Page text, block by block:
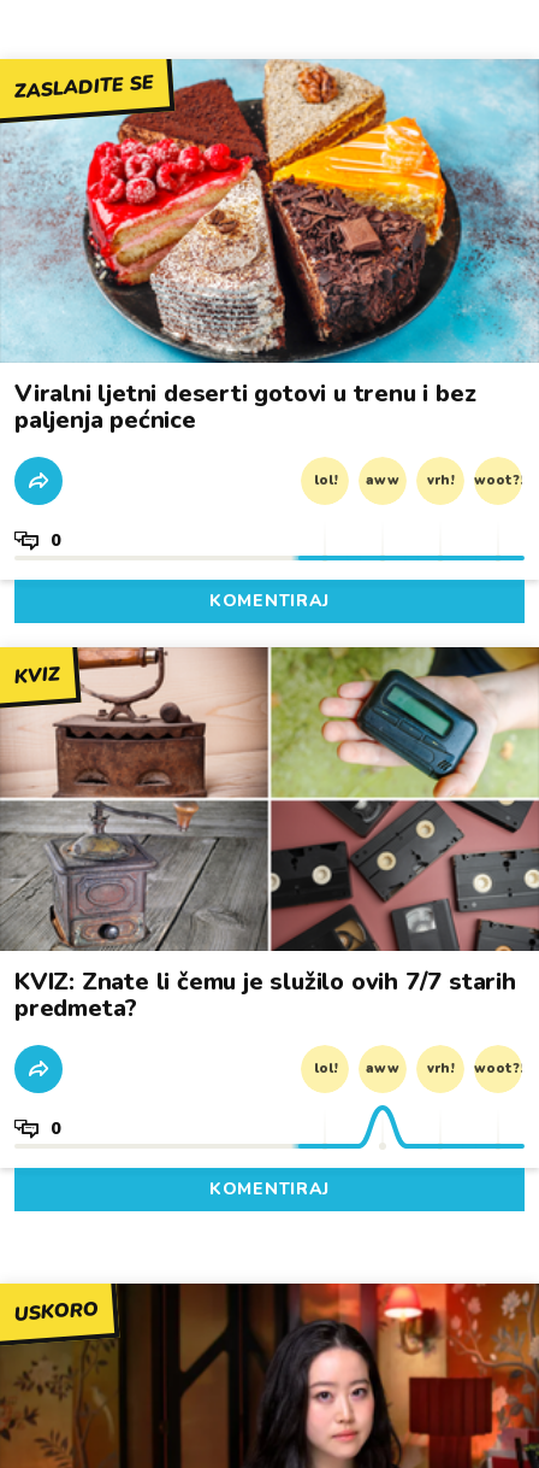
ZASLADITE SE
Viralni ljetni deserti gotovi u trenu i bez
paljenja pećnice
lol! aww vrh! woot?!
0
KOMENTIRAJ
KVIZ
KVIZ: Znate li čemu je služilo ovih 7/7 starih
predmeta?
lol! aww vrh! woot?!
0
KOMENTIRAJ
USKORO